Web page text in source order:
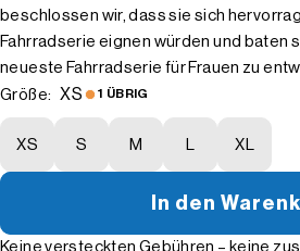
beschlossen wir, dass sie sich
Fahrradserie eignen würden und baten
neueste Fahrradserie für Frauen zu
Größe:
XS 1 ÜBRIG
XS S M L XL
In den
Keine versteckten Gebühren – keine